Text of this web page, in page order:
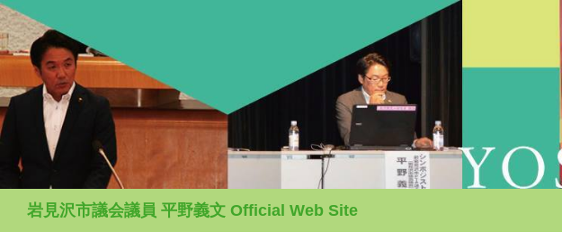
岩見沢市議会議員 平野義文 Official Web Site